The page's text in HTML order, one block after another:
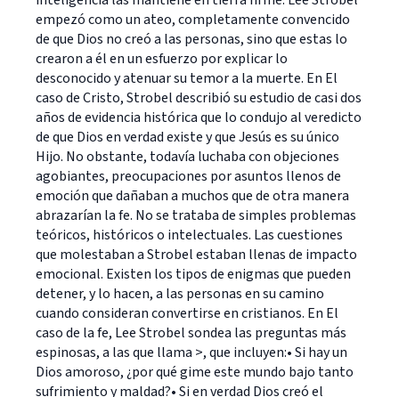
empezó como un ateo, completamente convencido
de que Dios no creó a las personas, sino que estas lo
crearon a él en un esfuerzo por explicar lo
desconocido y atenuar su temor a la muerte. En El
caso de Cristo, Strobel describió su estudio de casi dos
años de evidencia histórica que lo condujo al veredicto
de que Dios en verdad existe y que Jesús es su único
Hijo. No obstante, todavía luchaba con objeciones
agobiantes, preocupaciones por asuntos llenos de
emoción que dañaban a muchos que de otra manera
abrazarían la fe. No se trataba de simples problemas
teóricos, históricos o intelectuales. Las cuestiones
que molestaban a Strobel estaban llenas de impacto
emocional. Existen los tipos de enigmas que pueden
detener, y lo hacen, a las personas en su camino
cuando consideran convertirse en cristianos. En El
caso de la fe, Lee Strobel sondea las preguntas más
espinosas, a las que llama >, que incluyen:• Si hay un
Dios amoroso, ¿por qué gime este mundo bajo tanto
sufrimiento y maldad?• Si en verdad Dios creó el